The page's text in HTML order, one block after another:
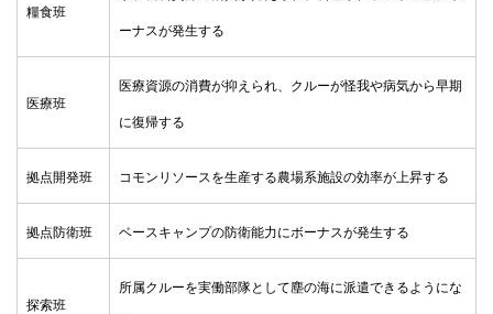
糧食班
ーナスが発生する
医療班
医療資源の消費が抑えられ、クルーが怪我や病気から早期
に復帰する
拠点開発班 コモンリソースを生産する農場系施設の効率が上昇する
拠点防衛班 ベースキャンプの防衛能力にボーナスが発生する
探索班
所属クルーを実働部隊として塵の海に派遣できるようにな